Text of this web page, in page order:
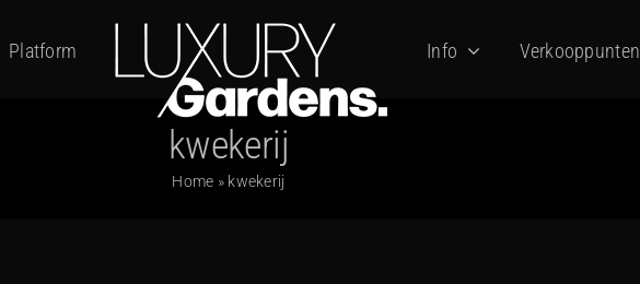
Platform Info Verkooppunten
kwekerij
Home » kwekerij